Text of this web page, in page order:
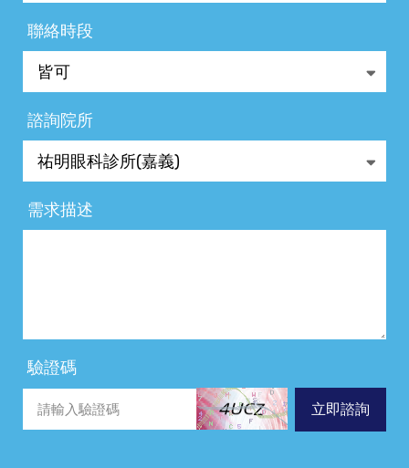
聯絡時段
諮詢院所
需求描述
驗證碼
立即諮詢